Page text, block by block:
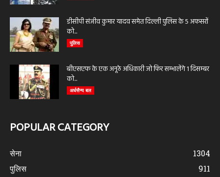
डीसीपी संजीव कुमार यादव समेत दिल्ली पुलिस के 5 अफसरों
को...
पुलिस
बीएसएफ के एक अनूठे अधिकारी जो फिर सम्भालेंगे 1 दिसम्बर
को...
अर्धसैन्य बल
POPULAR CATEGORY
सेना
1304
पुलिस
911